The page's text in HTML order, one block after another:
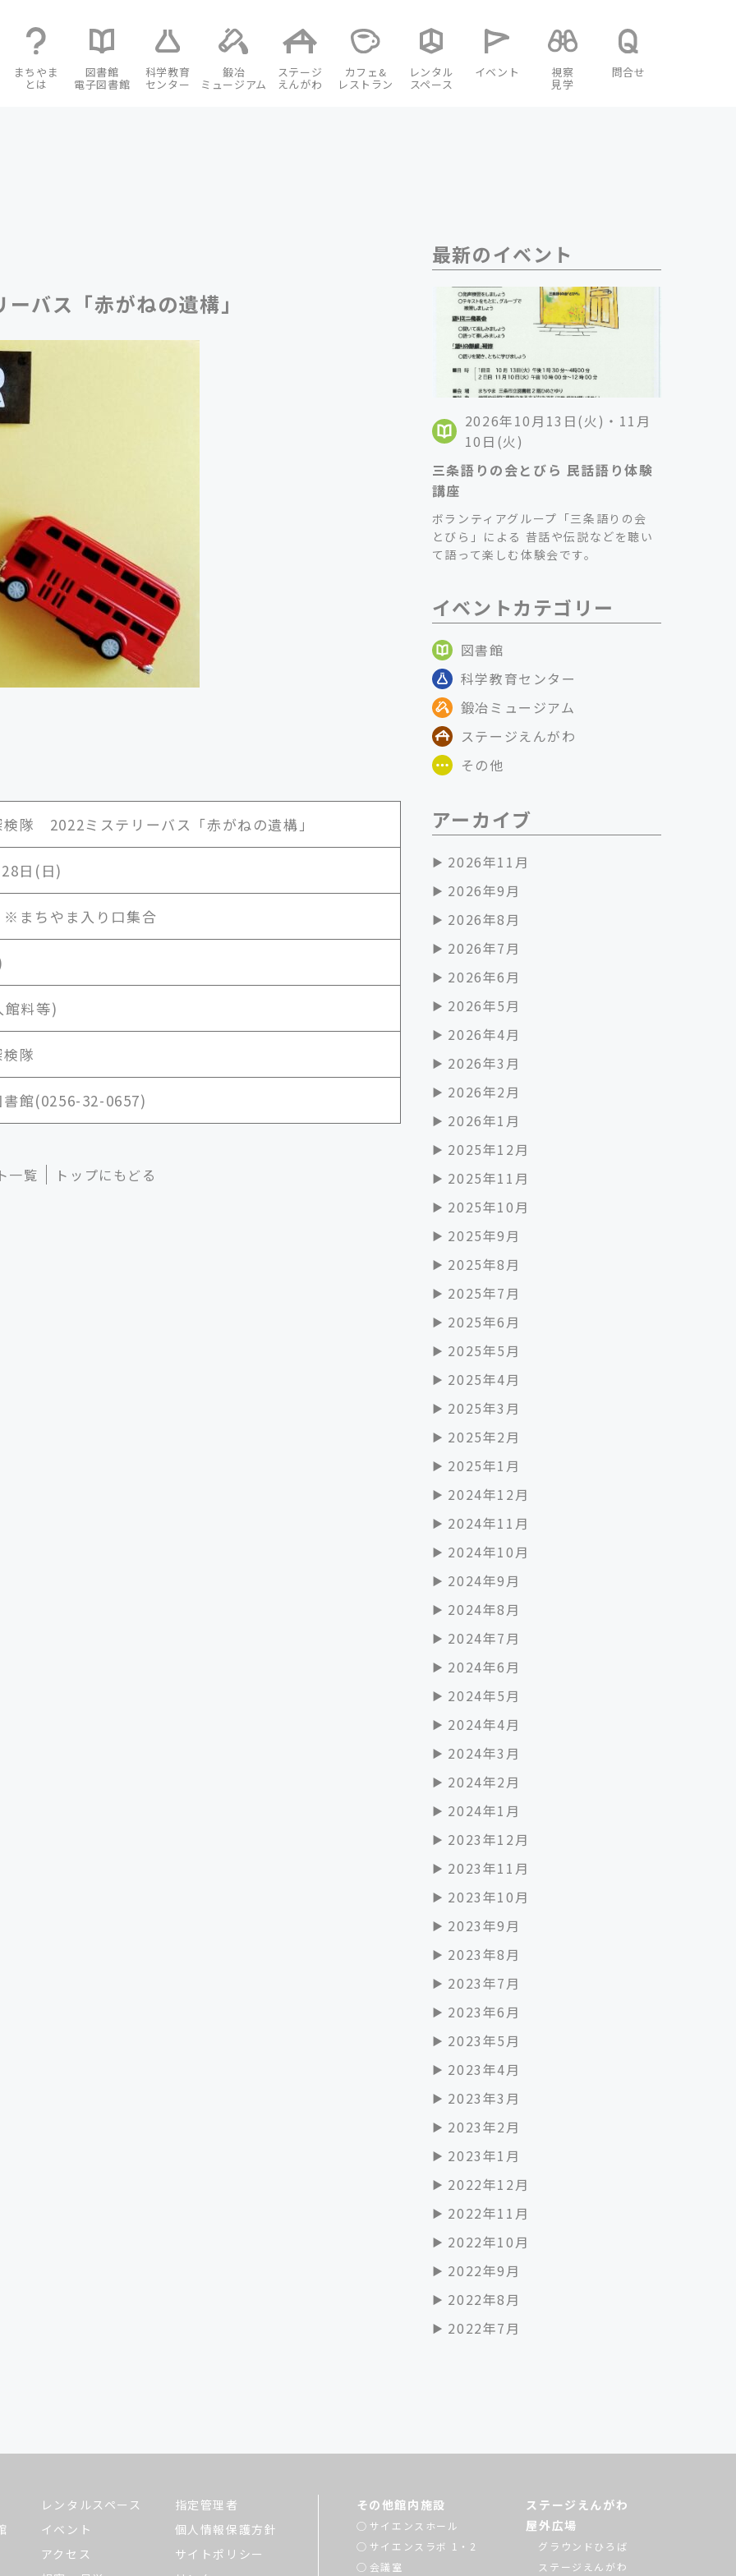
まちやま
とは
図書館
電子図書館
科学教育
センター
鍛冶
ミュージアム
ステージ
えんがわ
カフェ&
レストラン
レンタル
スペース
イベント 視察
見学
問合せ
バス「赤がねの遺構」
隊 2022ミステリーバス「赤がねの遺構」
日(日)
まちやま入り口集合
料等)
隊
書館(0256-32-0657)
一覧 トップにもどる
最新のイベント
2026年10月13日(火)・11月
10日(火)
三条語りの会とびら 民話語り体験
講座
ボランティアグループ「三条語りの会
とびら」による 昔話や伝説などを聴い
て語って楽しむ体験会です。
イベントカテゴリー
図書館
科学教育センター
鍛冶ミュージアム
ステージえんがわ
その他
アーカイブ
2026年11月
2026年9月
2026年8月
2026年7月
2026年6月
2026年5月
2026年4月
2026年3月
2026年2月
2026年1月
2025年12月
2025年11月
2025年10月
2025年9月
2025年8月
2025年7月
2025年6月
2025年5月
2025年4月
2025年3月
2025年2月
2025年1月
2024年12月
2024年11月
2024年10月
2024年9月
2024年8月
2024年7月
2024年6月
2024年5月
2024年4月
2024年3月
2024年2月
2024年1月
2023年12月
2023年11月
2023年10月
2023年9月
2023年8月
2023年7月
2023年6月
2023年5月
2023年4月
2023年3月
2023年2月
2023年1月
2022年12月
2022年11月
2022年10月
2022年9月
2022年8月
2022年7月
レンタルスペース
イベント
アクセス
指定管理者
個人情報保護方針
サイトポリシー
その他館内施設
サイエンスホール
サイエンスラボ 1・2
会議室
ステージえんがわ
屋外広場
グラウンドひろば
ステージえんがわ